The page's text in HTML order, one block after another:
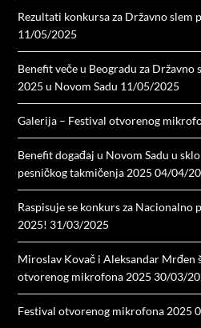
Rezultati konkursa za Državno slem
11/05/2025
Benefit veče u Beogradu za
2025 u Novom Sadu 11/05/2025
Galerija – Festival otvorenog
Benefit događaj u Novom Sadu u
pesničkog takmičenja 2025 04/04/
Raspisuje se konkurs za Nacionalno
2025! 31/03/2025
Miroslav Kovač i Aleksandar Mrđen
otvorenog mikrofona 2025 30/03/
Festival otvorenog mikrofona 2025